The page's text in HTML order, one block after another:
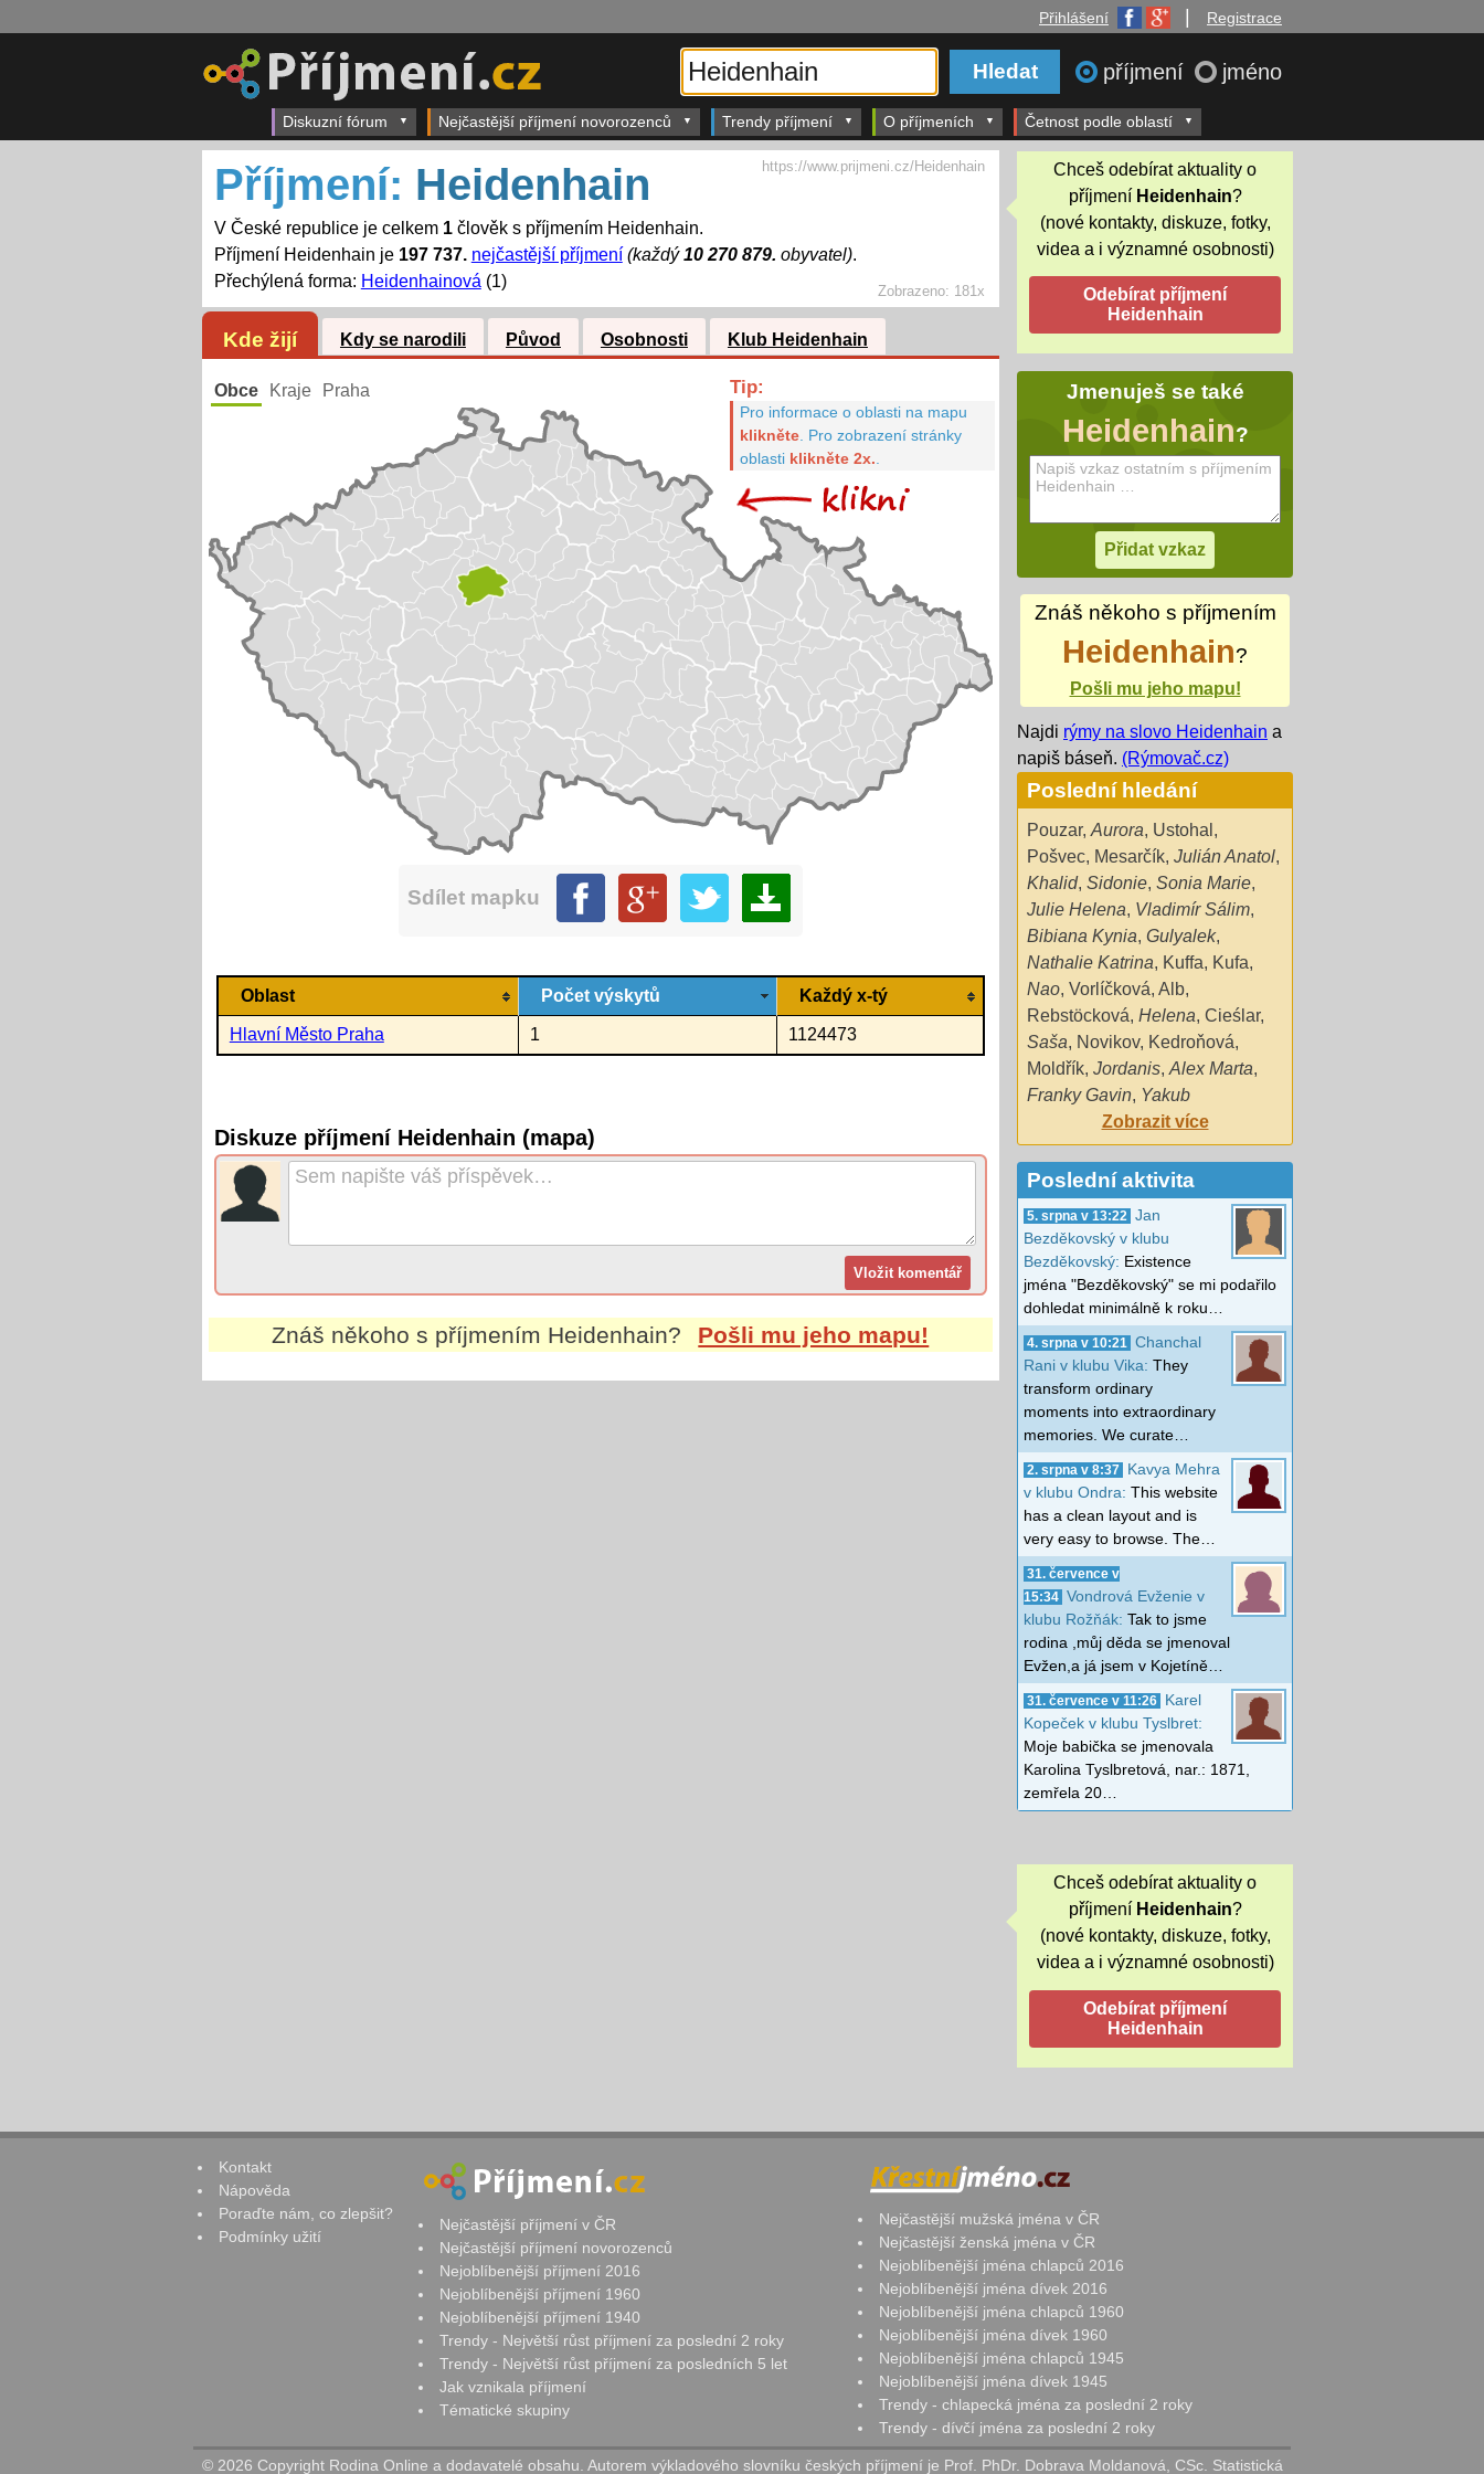
Přihlášení Registrace
příjmení jméno
Diskuzní fórum Nejčastější příjmení novorozenců Trendy příjmení O příjmeních Četnost podle oblastí
Zobrazeno: 181x
Příjmení: Heidenhain
V České republice je celkem 1člověk s příjmením Heidenhain.
Příjmení Heidenhain je 197 737. nejčastější příjmení (každý10 270 879. obyvatel).
Přechýlená forma: Heidenhainová (1)
https://www.prijmeni.cz/Heidenhain
Kde žijí Kdy se narodili Původ Osobnosti Klub Heidenhain
Obce Kraje Praha Tip:
Pro informace o oblasti na mapu
klikněte. Pro zobrazení stránky
oblasti klikněte 2x.
Sdílet mapku
Oblast Počet výskytů Každý x-tý
Hlavní Město Praha 1 1124473
Diskuze příjmení Heidenhain (mapa)
Znáš někoho s příjmením Heidenhain? Pošli mu jeho mapu!
Chceš odebírat aktuality o
příjmení Heidenhain?
(nové kontakty, diskuze, fotky,
videa a i významné osobnosti)
Jmenuješ se také
Heidenhain?
Znáš někoho s příjmením
Heidenhain?
Pošli mu jeho mapu!
Najdi rýmy na slovo Heidenhain a
napiš báseň. (Rýmovač.cz)
Poslední hledání
Pouzar, Aurora, Ustohal ,
Pošvec, Mesarčík, Julián Anatol,
Khalid, Sidonie, Sonia Marie,
Julie Helena, Vladimír Sálim,
Bibiana Kynia, Gulyalek,
Nathalie Katrina, Kuffa, Kufa,
Nao, Vorlíčková, Alb,
Rebstöcková, Helena, Cieślar,
Saša, Novikov, Kedroňová,
Moldřík, Jordanis, Alex Marta,
Franky Gavin, Yakub
Zobrazit více
Poslední aktivita
5. srpna v 13:22
Jan
Bezděkovský v klubu
Bezděkovský: Existence
jména "Bezděkovský" se mi podařilo
dohledat minimálně k roku…
4. srpna v 10:21
Chanchal
Rani v klubu Vika: They
transform ordinary
moments into extraordinary
memories. We curate…
2. srpna v 8:37
Kavya Mehra
v klubu Ondra: This website
has a clean layout and is
very easy to browse. The…
31. července v
15:34 Vondrová Evženie v
klubu Rožňák: Tak to jsme
rodina ,můj děda se jmenoval
Evžen,a já jsem v Kojetíně…
31. července v 11:26
Karel
Kopeček v klubu Tyslbret:
Moje babička se jmenovala
Karolina Tyslbretová, nar.: 1871,
zemřela 20…
Chceš odebírat aktuality o
příjmení Heidenhain?
(nové kontakty, diskuze, fotky,
videa a i významné osobnosti)
Kontakt
Nápověda
Poraďte nám, co zlepšit?
Podmínky užití
Nejčastější příjmení v ČR
Nejčastější příjmení novorozenců
Nejoblíbenější příjmení 2016
Nejoblíbenější příjmení 1960
Nejoblíbenější příjmení 1940
Trendy - Největší růst příjmení za poslední 2 roky
Trendy - Největší růst příjmení za posledních 5 let
Jak vznikala příjmení
Tématické skupiny
Nejčastější mužská jména v ČR
Nejčastější ženská jména v ČR
Nejoblíbenější jména chlapců 2016
Nejoblíbenější jména dívek 2016
Nejoblíbenější jména chlapců 1960
Nejoblíbenější jména dívek 1960
Nejoblíbenější jména chlapců 1945
Nejoblíbenější jména dívek 1945
Trendy - chlapecká jména za poslední 2 roky
Trendy - dívčí jména za poslední 2 roky
© 2026 Copyright Rodina Online a dodavatelé obsahu. Autorem výkladového slovníku českých příjmení je Prof. PhDr. Dobrava Moldanová, CSc. Statistická